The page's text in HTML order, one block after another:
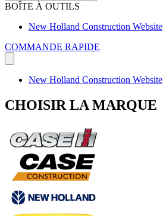
BOÎTE À OUTILS
New Holland Construction Website
COMMANDE RAPIDE
New Holland Construction Website
CHOISIR LA MARQUE